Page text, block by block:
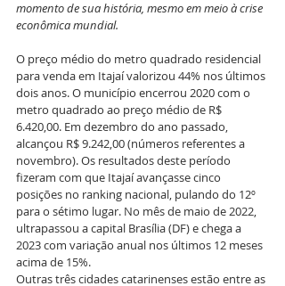
momento de sua história, mesmo em meio à crise
econômica mundial.
O preço médio do metro quadrado residencial
para venda em Itajaí valorizou 44% nos últimos
dois anos. O município encerrou 2020 com o
metro quadrado ao preço médio de R$
6.420,00. Em dezembro do ano passado,
alcançou R$ 9.242,00 (números referentes a
novembro). Os resultados deste período
fizeram com que Itajaí avançasse cinco
posições no ranking nacional, pulando do 12º
para o sétimo lugar. No mês de maio de 2022,
ultrapassou a capital Brasília (DF) e chega a
2023 com variação anual nos últimos 12 meses
acima de 15%.
Outras três cidades catarinenses estão entre as